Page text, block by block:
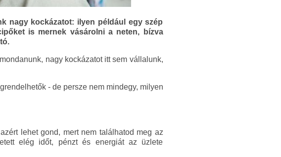
nagy kockázatot: ilyen például egy szép
is mernek vásárolni a neten, bízva
nagy kockázatot itt sem vállalunk,
- de persze nem mindegy, milyen
lehet gond, mert nem találhatod meg az
elég időt, pénzt és energiát az üzlete